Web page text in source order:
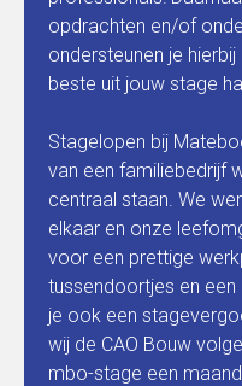
opdrachten en/of
ondersteunen je
beste uit jouw stage
Stagelopen bij
van een familiebedrijf
centraal staan. We
elkaar en onze
voor een prettige
tussendoortjes en een
je ook een
wij de CAO Bouw
mbo-stage een